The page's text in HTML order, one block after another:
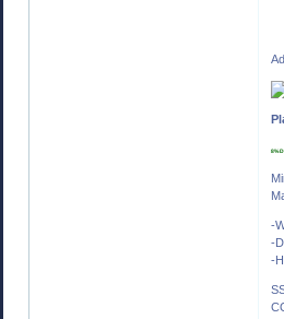
8%
-
-
-